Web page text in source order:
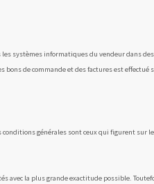
systèmes informa­tiques du vendeur dans
bons de commande et des factures est
générales sont ceux qui figurent sur
la plus grande exactitude possible.